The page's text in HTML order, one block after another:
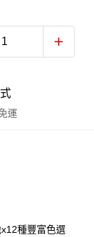
運
種豐富色選